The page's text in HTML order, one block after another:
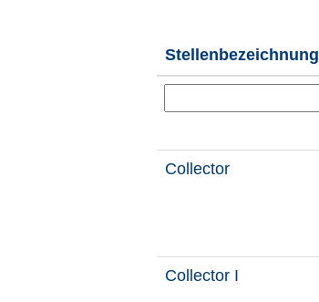
Stellenbezeichnung
Collector
Collector I